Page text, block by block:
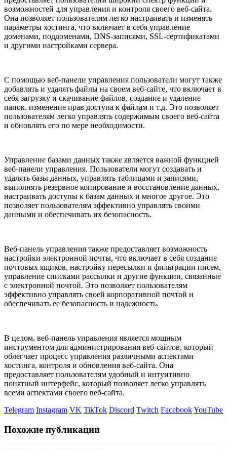
возможностей для управления и контроля своего веб-сайта.
Она позволяет пользователям легко настраивать и изменять
параметры хостинга, что включает в себя управление
доменами, поддоменами, DNS-записями, SSL-сертификатами
и другими настройками сервера.
С помощью веб-панели управления пользователи могут также
добавлять и удалять файлы на своем веб-сайте, что включает в
себя загрузку и скачивание файлов, создание и удаление
папок, изменение прав доступа к файлам и т.д. Это позволяет
пользователям легко управлять содержимым своего веб-сайта
и обновлять его по мере необходимости.
Управление базами данных также является важной функцией
веб-панели управления. Пользователи могут создавать и
удалять базы данных, управлять таблицами и записями,
выполнять резервное копирование и восстановление данных,
настраивать доступы к базам данных и многое другое. Это
позволяет пользователям эффективно управлять своими
данными и обеспечивать их безопасность.
Веб-панель управления также предоставляет возможность
настройки электронной почты, что включает в себя создание
почтовых ящиков, настройку пересылки и фильтрации писем,
управление списками рассылки и другие функции, связанные
с электронной почтой. Это позволяет пользователям
эффективно управлять своей корпоративной почтой и
обеспечивать ее безопасность и надежность.
В целом, веб-панель управления является мощным
инструментом для администрирования веб-сайтов, который
облегчает процесс управления различными аспектами
хостинга, контроля и обновления веб-сайта. Она
предоставляет пользователям удобный и интуитивно
понятный интерфейс, который позволяет легко управлять
всеми аспектами своего веб-сайта.
Telegram Instagram VK TikTok Discord Twitch FacebookYouTube
Похожие публикации